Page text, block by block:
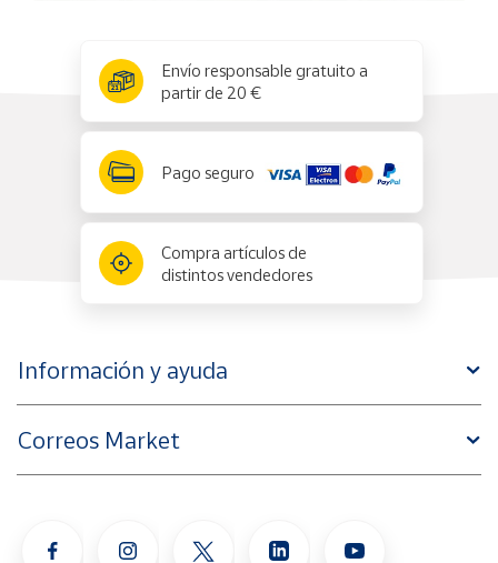
Envío responsable gratuito a
partir de 20 €
Pago seguro
Compra artículos de
distintos vendedores
Información y ayuda
Correos Market